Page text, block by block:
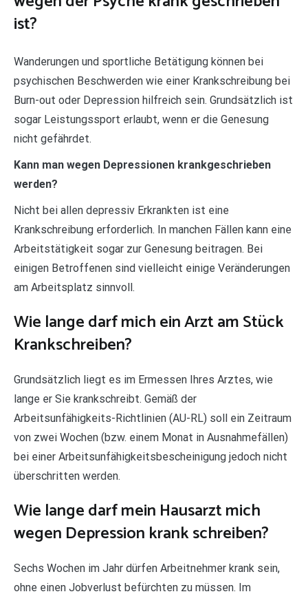
ist?
Wanderungen und sportliche Betätigung können bei
psychischen Beschwerden wie einer Krankschreibung bei
Burn-out oder Depression hilfreich sein. Grundsätzlich ist
sogar Leistungssport erlaubt, wenn er die Genesung
nicht gefährdet.
Kann man wegen Depressionen krankgeschrieben
werden?
Nicht bei allen depressiv Erkrankten ist eine
Krankschreibung erforderlich. In manchen Fällen kann eine
Arbeitstätigkeit sogar zur Genesung beitragen. Bei
einigen Betroffenen sind vielleicht einige Veränderungen
am Arbeitsplatz sinnvoll.
Wie lange darf mich ein Arzt am Stück
Krankschreiben?
Grundsätzlich liegt es im Ermessen Ihres Arztes, wie
lange er Sie krankschreibt. Gemäß der
Arbeitsunfähigkeits-Richtlinien (AU-RL) soll ein Zeitraum
von zwei Wochen (bzw. einem Monat in Ausnahmefällen)
bei einer Arbeitsunfähigkeitsbescheinigung jedoch nicht
überschritten werden.
Wie lange darf mein Hausarzt mich
wegen Depression krank schreiben?
Sechs Wochen im Jahr dürfen Arbeitnehmer krank sein,
ohne einen Jobverlust befürchten zu müssen. Im